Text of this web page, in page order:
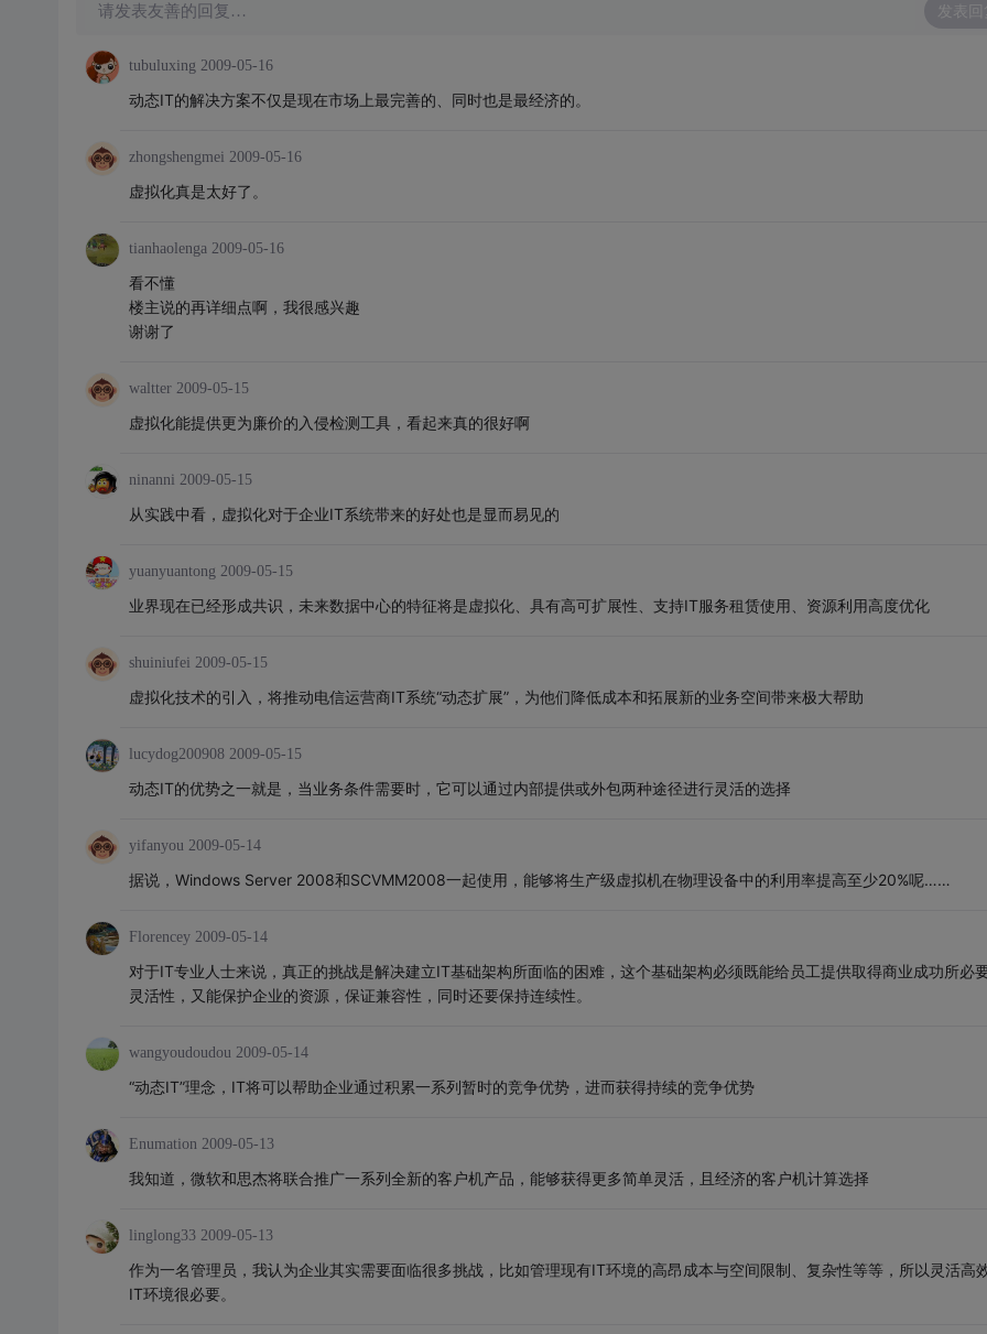
请发表友善的回复… 发表回
tubuluxing 2009-05-16
动态IT的解决方案不仅是现在市场上最完善的、同时也是最经济的。
zhongshengmei 2009-05-16
虚拟化真是太好了。
tianhaolenga 2009-05-16
看不懂
楼主说的再详细点啊，我很感兴趣
谢谢了
waltter 2009-05-15
虚拟化能提供更为廉价的入侵检测工具，看起来真的很好啊
ninanni 2009-05-15
从实践中看，虚拟化对于企业IT系统带来的好处也是显而易见的
yuanyuantong 2009-05-15
业界现在已经形成共识，未来数据中心的特征将是虚拟化、具有高可扩展性、支持IT服务租赁使用、资源利用高度优化
shuiniufei 2009-05-15
虚拟化技术的引入，将推动电信运营商IT系统“动态扩展”，为他们降低成本和拓展新的业务空间带来极大帮助
lucydog200908 2009-05-15
动态IT的优势之一就是，当业务条件需要时，它可以通过内部提供或外包两种途径进行灵活的选择
yifanyou 2009-05-14
据说，Windows Server 2008和SCVMM2008一起使用，能够将生产级虚拟机在物理设备中的利用率提高至少20%呢……
Florencey 2009-05-14
对于IT专业人士来说，真正的挑战是解决建立IT基础架构所面临的困难，这个基础架构必须既能给员工提供取得商业成功所必
灵活性，又能保护企业的资源，保证兼容性，同时还要保持连续性。
wangyoudoudou 2009-05-14
“动态IT”理念，IT将可以帮助企业通过积累一系列暂时的竞争优势，进而获得持续的竞争优势
Enumation 2009-05-13
我知道，微软和思杰将联合推广一系列全新的客户机产品，能够获得更多简单灵活，且经济的客户机计算选择
linglong33 2009-05-13
作为一名管理员，我认为企业其实需要面临很多挑战，比如管理现有IT环境的高昂成本与空间限制、复杂性等等，所以灵活高
IT环境很必要。